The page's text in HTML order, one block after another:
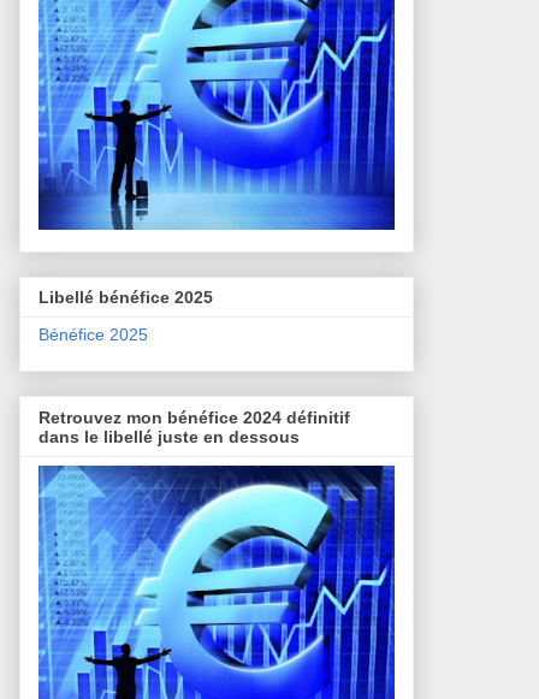
Libellé bénéfice 2025
Bénéfice 2025
Retrouvez mon bénéfice 2024 définitif
dans le libellé juste en dessous